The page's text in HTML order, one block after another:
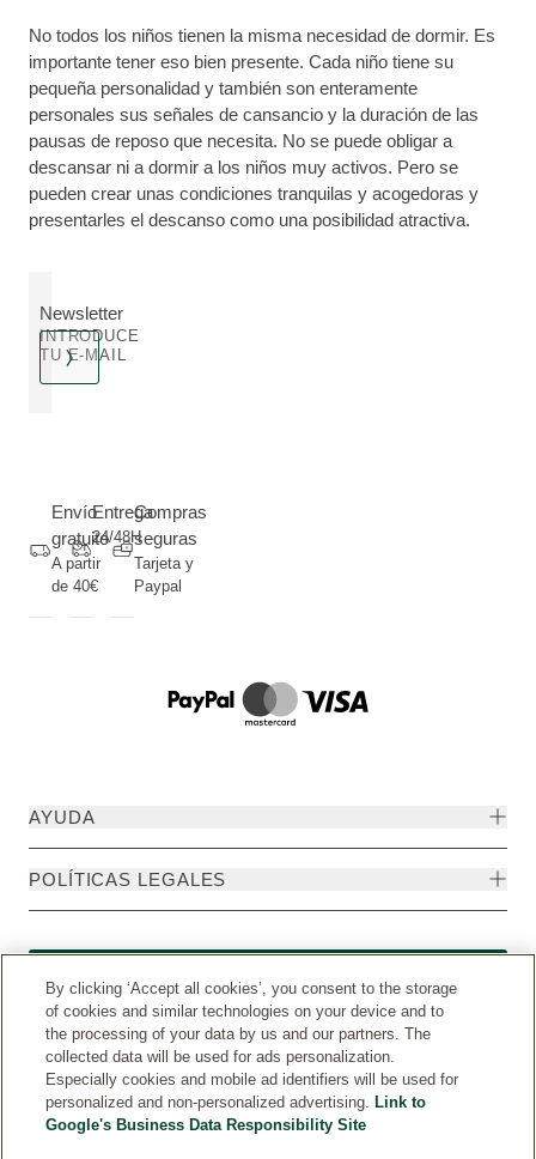
No todos los niños tienen la misma necesidad de dormir. Es
importante tener eso bien presente. Cada niño tiene su
pequeña personalidad y también son enteramente
personales sus señales de cansancio y la duración de las
pausas de reposo que necesita. No se puede obligar a
descansar ni a dormir a los niños muy activos. Pero se
pueden crear unas condiciones tranquilas y acogedoras y
presentarles el descanso como una posibilidad atractiva.
Newsletter
INTRODUCE
TU E-MAIL
Envío
gratuito
A partir
de 40€
Entrega
24/48H
Compras
seguras
Tarjeta y
Paypal
AYUDA
POLÍTICAS LEGALES
By clicking ‘Accept all cookies’, you consent to the storage
of cookies and similar technologies on your device and to
the processing of your data by us and our partners. The
collected data will be used for ads personalization.
Especially cookies and mobile ad identifiers will be used for
personalized and non-personalized advertising. Link to
Google's Business Data Responsibility Site